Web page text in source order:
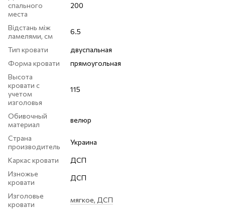
спального
места
200
Відстань між
ламелями, см
6.5
Тип кровати
двуспальная
Форма кровати
прямоугольная
Высота
кровати с
учетом
изголовья
115
Обивочный
материал
велюр
Страна
производитель
Украина
Каркас кровати
ДСП
Изножье
кровати
ДСП
Изголовье
кровати
мягкое, ДСП